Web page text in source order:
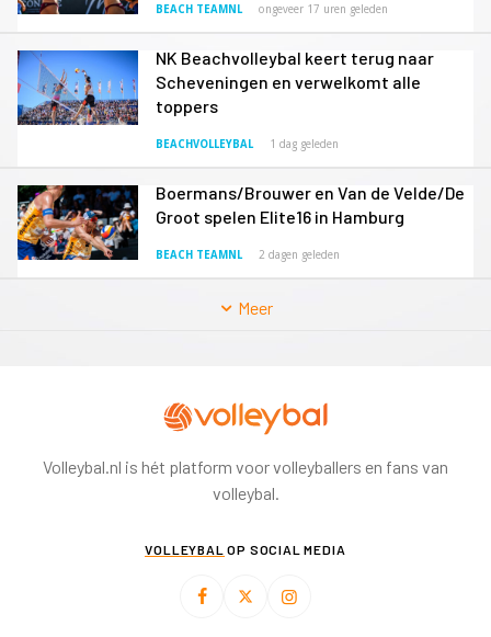
BEACH TEAMNL ongeveer 17 uren geleden
NK Beachvolleybal keert terug naar
Scheveningen en verwelkomt alle
toppers
BEACHVOLLEYBAL 1 dag geleden
Boermans/Brouwer en Van de Velde/De
Groot spelen Elite16 in Hamburg
BEACH TEAMNL 2 dagen geleden
Meer
Volleybal.nl is hét platform voor volleyballers en fans van
volleybal.
VOLLEYBAL OP SOCIAL MEDIA